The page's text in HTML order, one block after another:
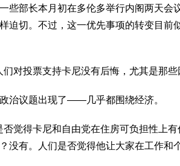
些部长本月初在多伦多举行内阁两天会
迫切。不过，这一优先事项的转变目前
们对投票支持卡尼没有后悔，尤其是那
治议题出现了——几乎都围绕经济。
否觉得卡尼和自由党在住房可负担性上
没有。人们是否觉得他让大家在工作和